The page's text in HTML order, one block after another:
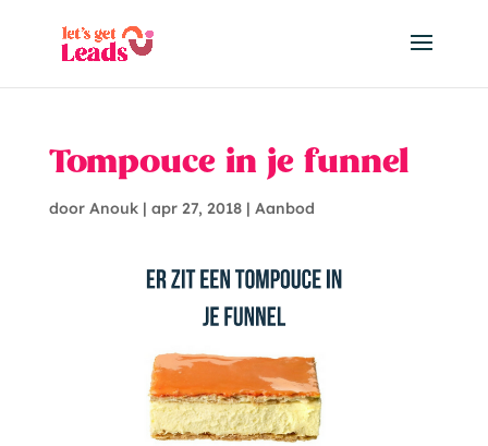
Tompouce in je funnel
door Anouk| apr 27, 2018| Aanbod